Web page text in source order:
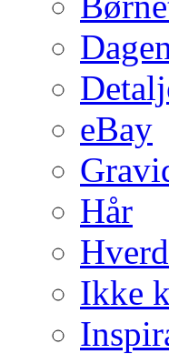
eBay
Hår
Ikke